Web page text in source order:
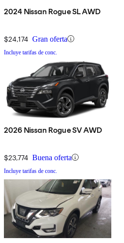
2024 Nissan Rogue SL AWD
$24,174 Gran oferta
Incluye tarifas de conc.
2026 Nissan Rogue SV AWD
$23,774 Buena oferta
Incluye tarifas de conc.